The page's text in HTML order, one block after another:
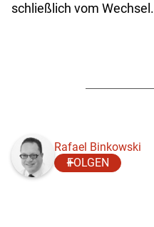
schließlich vom Wechsel.
Rafael Binkowski
FOLGEN